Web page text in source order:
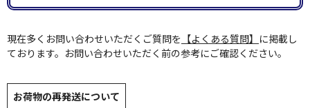
現在多くお問い合わせいただくご質問を 【よくある質問】 に掲載し
ております。お問い合わせいただく前の参考にご確認ください。
お荷物の再発送について